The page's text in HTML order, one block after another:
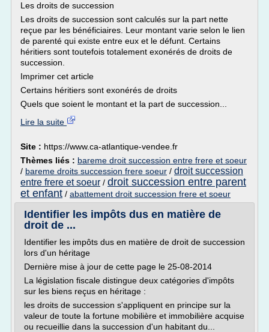
Les droits de succession
Les droits de succession sont calculés sur la part nette
reçue par les bénéficiaires. Leur montant varie selon le lien
de parenté qui existe entre eux et le défunt. Certains
héritiers sont toutefois totalement exonérés de droits de
succession.
Imprimer cet article
Certains héritiers sont exonérés de droits
Quels que soient le montant et la part de succession...
Lire la suite
Site : https://www.ca-atlantique-vendee.fr
Thèmes liés : bareme droit succession entre frere et soeur
/ bareme droits succession frere soeur / droit succession
entre frere et soeur / droit succession entre parent
et enfant / abattement droit succession frere et soeur
Identifier les impôts dus en matière de
droit de ...
Identifier les impôts dus en matière de droit de succession
lors d'un héritage
Dernière mise à jour de cette page le 25-08-2014
La législation fiscale distingue deux catégories d'impôts
sur les biens reçus en héritage :
les droits de succession s'appliquent en principe sur la
valeur de toute la fortune mobilière et immobilière acquise
ou recueillie dans la succession d'un habitant du...